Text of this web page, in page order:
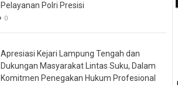
Pelayanan Polri Presisi
0
Apresiasi Kejari Lampung Tengah dan
Dukungan Masyarakat Lintas Suku, Dalam
Komitmen Penegakan Hukum Profesional